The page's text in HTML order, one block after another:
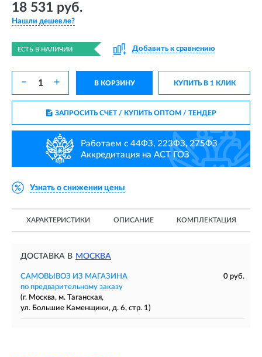
18 531 руб.
Нашли дешевле?
ЕСТЬ В НАЛИЧИИ Добавить к сравнению
− + В КОРЗИНУ КУПИТЬ В 1 КЛИК
ЗАПРОСИТЬ СЧЕТ / КУПИТЬ ОПТОМ/ ТЕНДЕР
Работаем с 44ФЗ, 223ФЗ, 275ФЗ
Аккредитация на АСТ ГОЗ
Узнать о снижении цены
ХАРАКТЕРИСТИКИ ОПИСАНИЕ КОМПЛЕКТАЦИЯ
ДОСТАВКА В МОСКВА
САМОВЫВОЗ ИЗ МАГАЗИНА
0 руб.
по предварительному заказу
(г. Москва, м. Таганская,
ул. Большие Каменщики, д. 6, стр. 1)